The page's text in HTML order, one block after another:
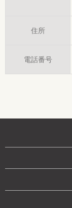
住所
電話番号